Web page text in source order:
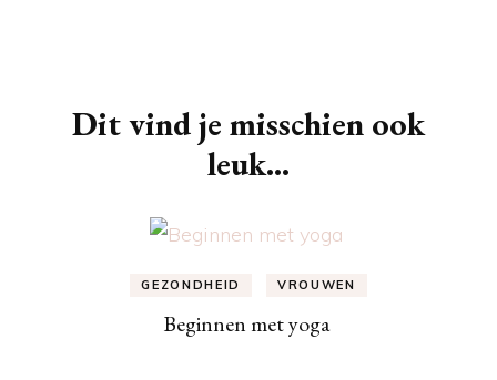
Dit vind je misschien ook
leuk...
GEZONDHEID VROUWEN
Beginnen met yoga